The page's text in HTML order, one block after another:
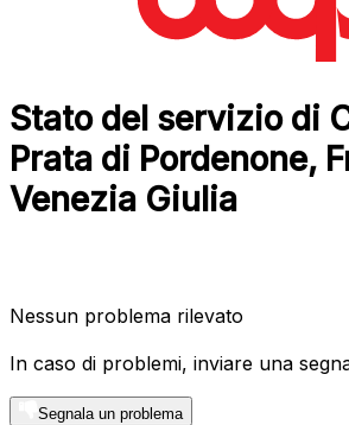
Stato del servizio di
Prata di Pordenone,
Venezia Giulia
Nessun problema rilevato
In caso di problemi, inviare una
Segnala un problema